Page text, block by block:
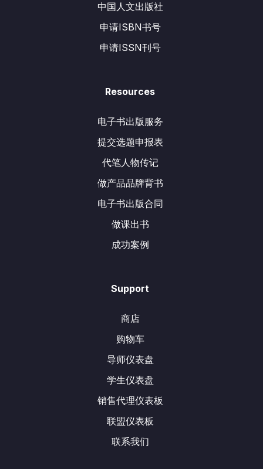
中国人文出版社
申请ISBN书号
申请ISSN刊号
Resources
电子书出版服务
提交选题申报表
代笔人物传记
做产品品牌背书
电子书出版合同
做课出书
成功案例
Support
商店
购物车
导师仪表盘
学生仪表盘
销售代理仪表板
联盟仪表板
联系我们